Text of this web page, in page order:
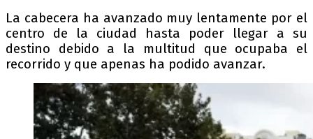
La cabecera ha avanzado muy lentamente por el
centro de la ciudad hasta poder llegar a su
destino debido a la multitud que ocupaba el
recorrido y que apenas ha podido avanzar.